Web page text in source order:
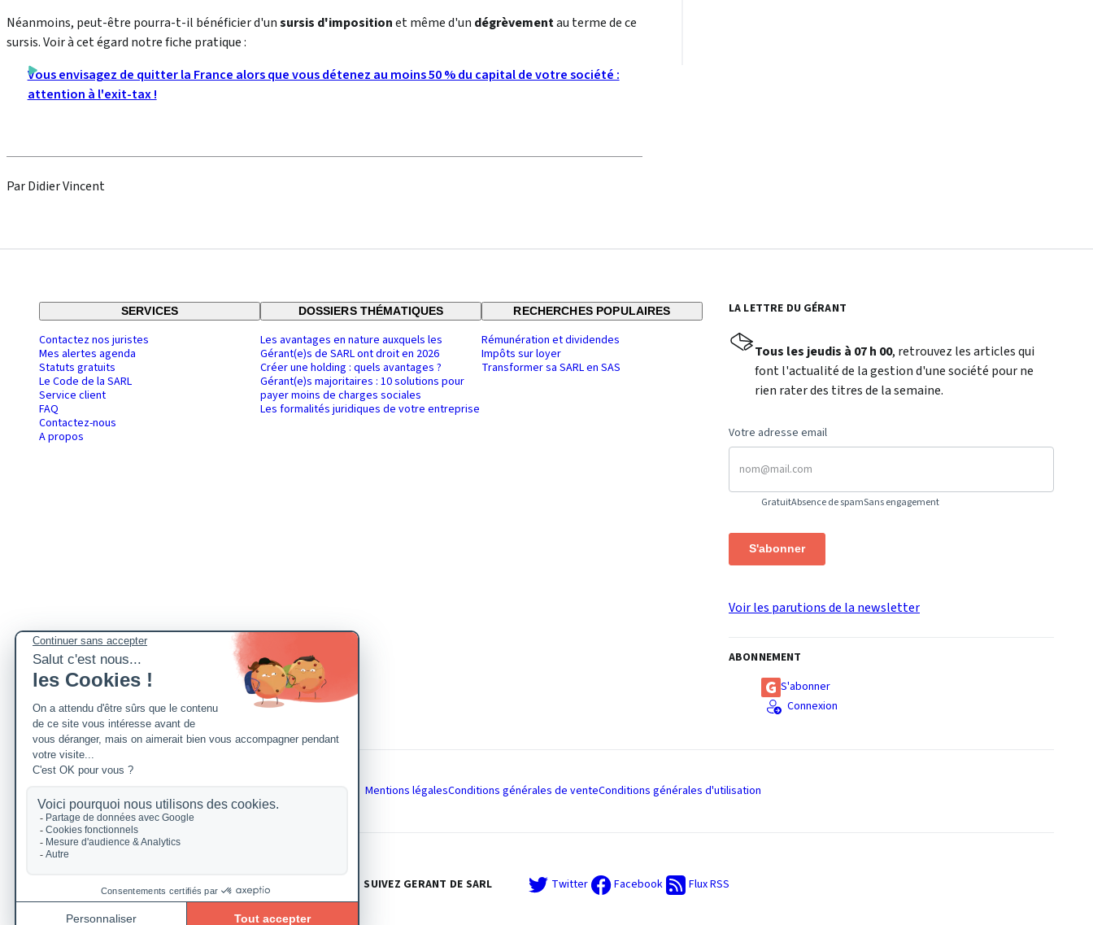
Néanmoins, peut-être pourra-t-il bénéficier d'unsursis d'impositionet même d'un dégrèvementau terme de ce
sursis. Voir à cet égard notre fiche pratique :
Vous envisagez de quitter la France alors que vous détenez au moins 50 % du capital de votre société :
attention à l'exit-tax !
Par Didier Vincent
SERVICES
Contactez nos juristes
Mes alertes agenda
Statuts gratuits
Le Code de la SARL
Service client
FAQ
Contactez-nous
A propos
DOSSIERS THÉMATIQUES
Les avantages en nature auxquels les
Gérant(e)s de SARL ont droit en 2026
Créer une holding : quels avantages ?
Gérant(e)s majoritaires : 10 solutions pour
payer moins de charges sociales
Les formalités juridiques de votre entreprise
RECHERCHES POPULAIRES
Rémunération et dividendes
Impôts sur loyer
Transformer sa SARL en SAS
LA LETTRE DU GÉRANT
Tous les jeudis à 07 h 00, retrouvez les articles qui
font l'actualité de la gestion d'une société pour ne
rien rater des titres de la semaine.
Votre adresse email
GratuitAbsence de spamSans engagement
S'abonner
Voir les parutions de la newsletter
ABONNEMENT
S'abonner
Connexion
Mentions légalesConditions générales de venteConditions générales d'utilisation
SUIVEZ GERANT DE SARL Twitter Facebook Flux RSS